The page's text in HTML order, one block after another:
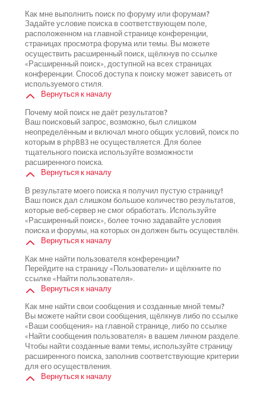
Как мне выполнить поиск по форуму или форумам?
Задайте условие поиска в соответствующем поле,
расположенном на главной странице конференции,
страницах просмотра форума или темы. Вы можете
осуществить расширенный поиск, щёлкнув по ссылке
«Расширенный поиск», доступной на всех страницах
конференции. Способ доступа к поиску может зависеть от
используемого стиля.
Вернуться к началу
Почему мой поиск не даёт результатов?
Ваш поисковый запрос, возможно, был слишком
неопределённым и включал много общих условий, поиск по
которым в phpBB3 не осуществляется. Для более
тщательного поиска используйте возможности
расширенного поиска.
Вернуться к началу
В результате моего поиска я получил пустую страницу!
Ваш поиск дал слишком большое количество результатов,
которые веб-сервер не смог обработать. Используйте
«Расширенный поиск», более точно задавайте условия
поиска и форумы, на которых он должен быть осуществлён.
Вернуться к началу
Как мне найти пользователя конференции?
Перейдите на страницу «Пользователи» и щёлкните по
ссылке «Найти пользователя».
Вернуться к началу
Как мне найти свои сообщения и созданные мной темы?
Вы можете найти свои сообщения, щёлкнув либо по ссылке
«Ваши сообщения» на главной странице, либо по ссылке
«Найти сообщения пользователя» в вашем личном разделе.
Чтобы найти созданные вами темы, используйте страницу
расширенного поиска, заполнив соответствующие критерии
для его осуществления.
Вернуться к началу